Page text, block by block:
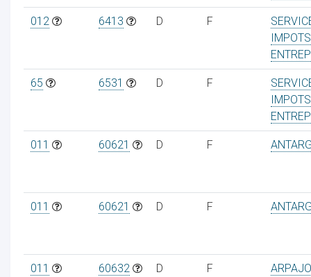
012 6413 D F
IMPOTS
65 6531 D F
IMPOTS
011 60621 D F
011 60621 D F
011 60632 D F